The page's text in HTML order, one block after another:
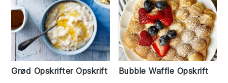
Grød Opskrifter Opskrift Bubble Waffle Opskrift